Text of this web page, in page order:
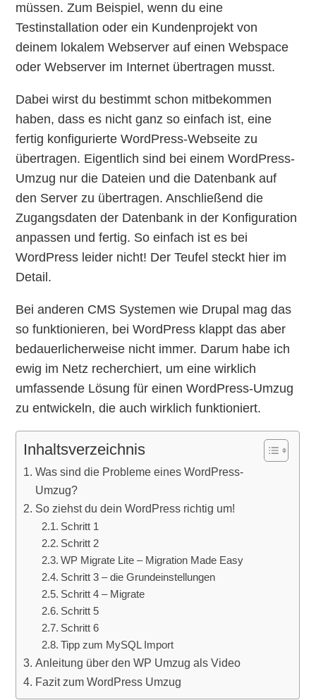
müssen. Zum Beispiel, wenn du eine
Testinstallation oder ein Kundenprojekt von
deinem lokalem Webserver auf einen Webspace
oder Webserver im Internet übertragen musst.
Dabei wirst du bestimmt schon mitbekommen
haben, dass es nicht ganz so einfach ist, eine
fertig konfigurierte WordPress-Webseite zu
übertragen. Eigentlich sind bei einem WordPress-
Umzug nur die Dateien und die Datenbank auf
den Server zu übertragen. Anschließend die
Zugangsdaten der Datenbank in der Konfiguration
anpassen und fertig. So einfach ist es bei
WordPress leider nicht! Der Teufel steckt hier im
Detail.
Bei anderen CMS Systemen wie Drupal mag das
so funktionieren, bei WordPress klappt das aber
bedauerlicherweise nicht immer. Darum habe ich
ewig im Netz recherchiert, um eine wirklich
umfassende Lösung für einen WordPress-Umzug
zu entwickeln, die auch wirklich funktioniert.
Inhaltsverzeichnis
Was sind die Probleme eines WordPress-
Umzug?
So ziehst du dein WordPress richtig um!
Schritt 1
Schritt 2
WP Migrate Lite – Migration Made Easy
Schritt 3 – die Grundeinstellungen
Schritt 4 – Migrate
Schritt 5
Schritt 6
Tipp zum MySQL Import
Anleitung über den WP Umzug als Video
Fazit zum WordPress Umzug